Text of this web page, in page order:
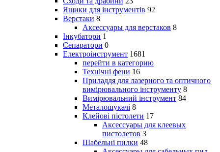
Ящики для інструментів 92
Верстаки 8
Аксессуары для верстаков 8
Інкубатори 1
Сепаратори 0
Електроінструмент 1681
перейти в категорию
Технічні фени 16
Приладдя для лазерного та оптичного
вимірювального інструменту 8
Вимірювальний інструмент 84
Металошукачі 8
Клейові пістолети 17
Аксессуары для клеевых
пистолетов 3
Шабельні пилки 48